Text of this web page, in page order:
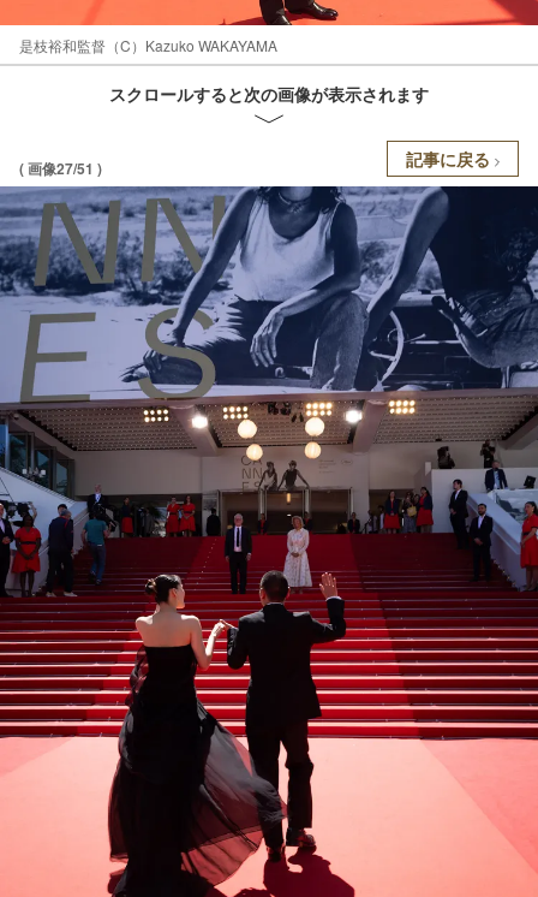
是枝裕和監督（C）Kazuko WAKAYAMA
スクロールすると次の画像が表示されます
( 画像27/51 ) 記事に戻る